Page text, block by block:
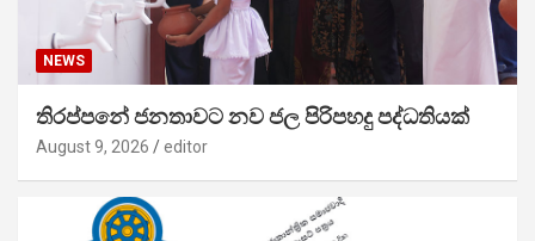
NEWS
තිරප්පනේ ජනතාවට නව ජල පිරිපහදු පද්ධතියක්
August 9, 2026 editor